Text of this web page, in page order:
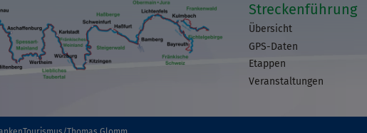
Streckenführung
Übersicht
GPS-Daten
Etappen
Veranstaltungen